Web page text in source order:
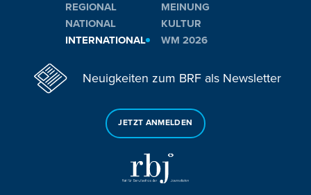
REGIONAL
NATIONAL
INTERNATIONAL
MEINUNG
KULTUR
WM 2026
Neuigkeiten zum BRF als Newsletter
JETZT ANMELDEN